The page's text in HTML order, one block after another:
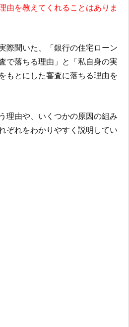
由を教えてくれることはありま
際聞いた、「銀行の住宅ローン
で落ちる理由」と「私自身の実
もとにした審査に落ちる理由を
理由や、いくつかの原因の組み
ぞれをわかりやすく説明してい